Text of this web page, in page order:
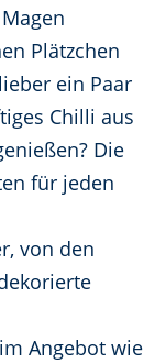
Plätzchen
ein Paar
Chilli aus
Die
für jeden
von den
Angebot wie